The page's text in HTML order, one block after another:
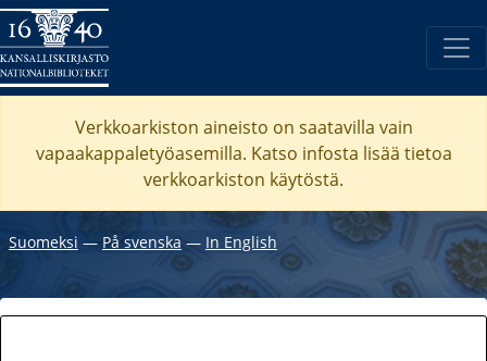
Verkkoarkiston aineisto on saatavilla vain
vapaakappaletyöasemilla. Katso infosta lisää tietoa
verkkoarkiston käytöstä.
Suomeksi ― På svenska ― In English